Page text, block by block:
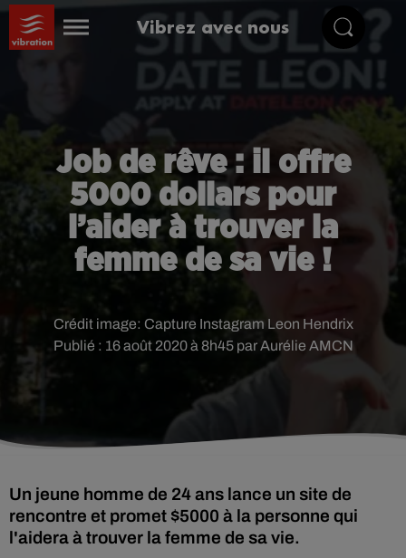
Vibrez avec nous
Job de rêve : il offre
5000 dollars pour
l’aider à trouver la
femme de sa vie !
Publié : 16 août 2020 à 8h45 par Aurélie AMCN
Crédit image: Capture Instagram Leon Hendrix
Un jeune homme de 24 ans lance un site de
rencontre et promet $5000 à la personne qui
l'aidera à trouver la femme de sa vie.